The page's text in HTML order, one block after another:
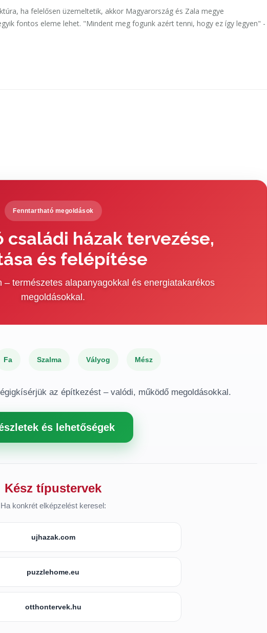
ha felelősen üzemeltetik, akkor Magyarország és Zala megye
fontos eleme lehet. "Mindent meg fogunk azért tenni, hogy ez így legyen" -
Fenntartható megoldások
házak tervezése,
és felépítése
– természetes alapanyagokkal és energiatakarékos
megoldásokkal.
Fa Szalma Vályog Mész
az építkezést – valódi, működő megoldásokkal.
és lehetőségek
Kész típustervek
Ha konkrét elképzelést keresel:
ujhazak.com
puzzlehome.eu
otthontervek.hu